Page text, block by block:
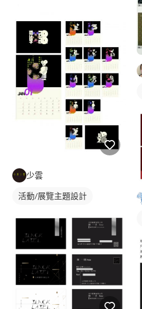
少雲
活動/展覽主題設計